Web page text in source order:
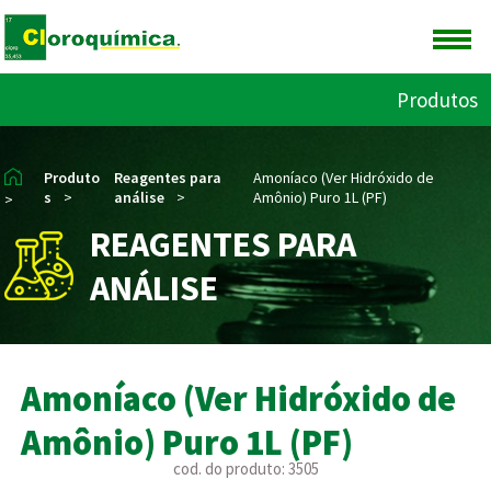
Produtos
>
Produto
s
>
Reagentes para
análise
>
Amoníaco (Ver Hidróxido de
Amônio) Puro 1L (PF)
REAGENTES PARA
ANÁLISE
Amoníaco (Ver Hidróxido de
Amônio) Puro 1L (PF)
cod. do produto: 3505